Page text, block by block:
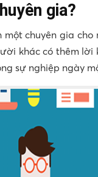
gia?
chuyên gia cho
khác có thêm lời
sự nghiệp ngày